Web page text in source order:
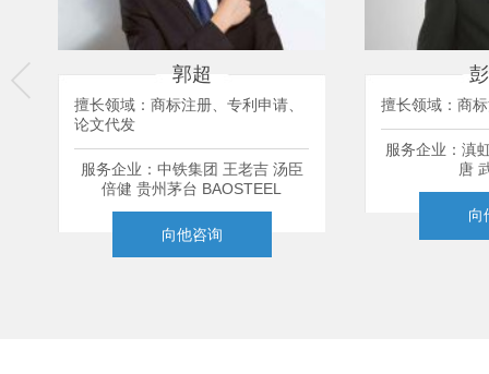
郭超
擅长领域：商标注册、专利申请、
论文代发
服务企业：中铁集团 王老吉 汤臣
倍健 贵州茅台 BAOSTEEL
向他咨询
擅长领域：商
服务企业：滇
唐
向